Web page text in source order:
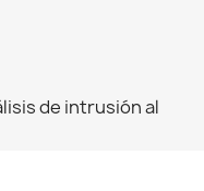
de intrusión al